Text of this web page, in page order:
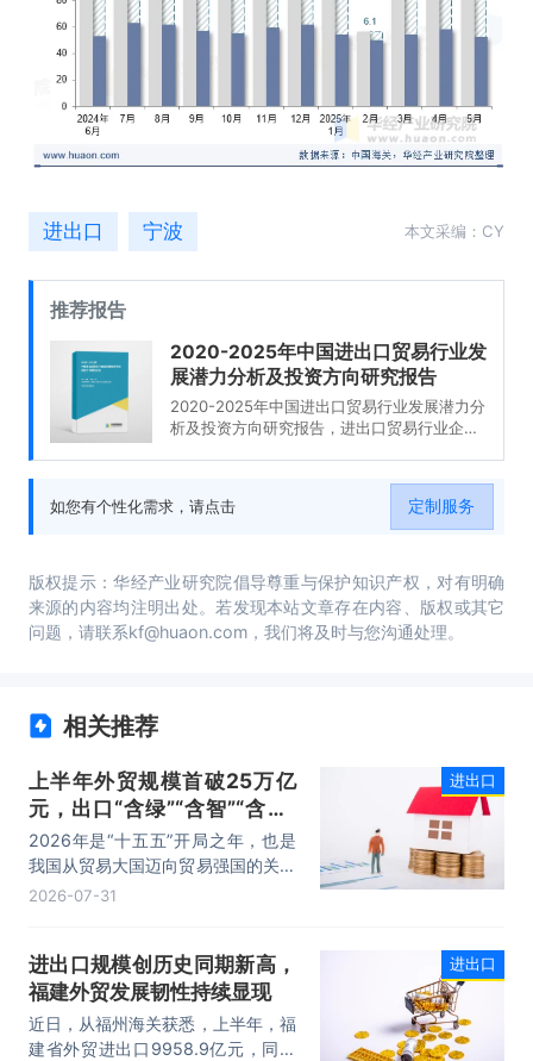
进出口 宁波 本文采编：CY
推荐报告
2020-2025年中国进出口贸易行业发
展潜力分析及投资方向研究报告
2020-2025年中国进出口贸易行业发展潜力分
析及投资方向研究报告，进出口贸易行业企业
国进出口贸易行业发展战略及规划建议。
如您有个性化需求，请点击 定制服务
版权提示：华经产业研究院倡导尊重与保护知识产权，对有明确
来源的内容均注明出处。若发现本站文章存在内容、版权或其它
问题，请联系kf@huaon.com，我们将及时与您沟通处理。
相关推荐
上半年外贸规模首破25万亿
元，出口“含绿”“含智”“含新”
量稳步攀升
2026年是“十五五”开局之年，也是
我国从贸易大国迈向贸易强国的关键
时期。上半年，我国进出口规模历史
品为代表的高附加值产品出口占比显
著提升，成为外贸提质增效的核心引
擎，为加快建设贸易强国注入了强劲
动力。
2026-07-31
进出口
进出口规模创历史同期新高，
福建外贸发展韧性持续显现
近日，从福州海关获悉，上半年，福
建省外贸进出口9958.9亿元，同比
进出口